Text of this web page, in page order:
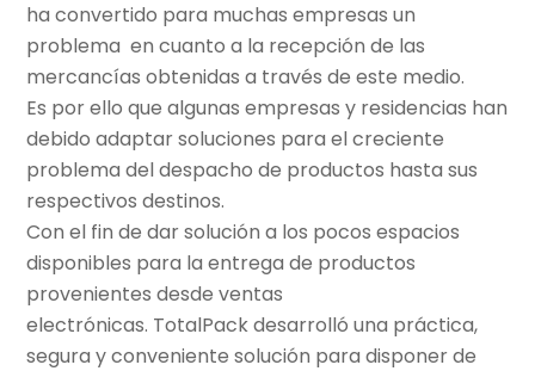
ha convertido para muchas empresas un
problema en cuanto a la recepción de las
mercancías obtenidas a través de este medio.
Es por ello que algunas empresas y residencias han
debido adaptar soluciones para el creciente
problema del despacho de productos hasta sus
respectivos destinos.
Con el fin de dar solución a los pocos espacios
disponibles para la entrega de productos
provenientes desde ventas
electrónicas. TotalPack desarrolló una práctica,
segura y conveniente solución para disponer de